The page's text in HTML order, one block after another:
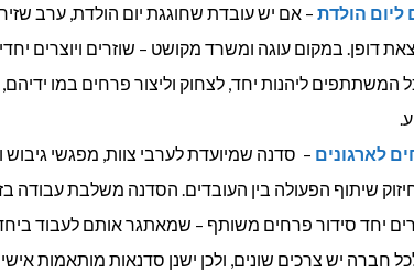
ליום הולדת – אם יש עובדת שחוגגת יום הולדת, ערב
דופן. במקום עוגה ומשרד מקושט – שוזרים ויוצרים
ליהנות יחד, לצחוק וליצור פרחים במו ידיהם,
לארגונים – סדנה שמיועדת לערבי צוות, מפגשי גיבוש
שיתוף הפעולה בין העובדים. הסדנה משלבת עבודה
יחד סידור פרחים משותף – שמאתגר אותם לעבוד
חברה יש צרכים שונים, ולכן ישנן סדנאות מותאמות